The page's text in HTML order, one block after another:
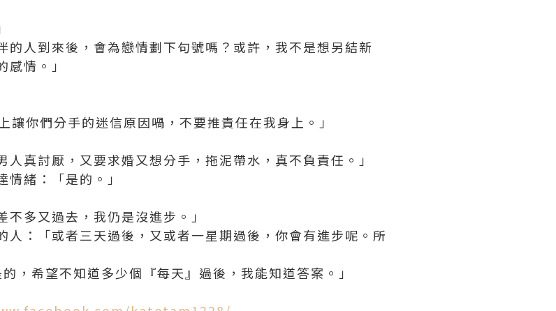
的人到來後，會為戀情劃下句號嗎？或許，我不是想另結新
情。」
你們分手的迷信原因喎，不要推責任在我身上。」
真討厭，又要求婚又想分手，拖泥帶水，真不負責任。」
緒：「是的。」
多又過去，我仍是沒進步。」
人：「或者三天過後，又或者一星期過後，你會有進步呢。所
，希望不知道多少個『每天』過後，我能知道答案。」